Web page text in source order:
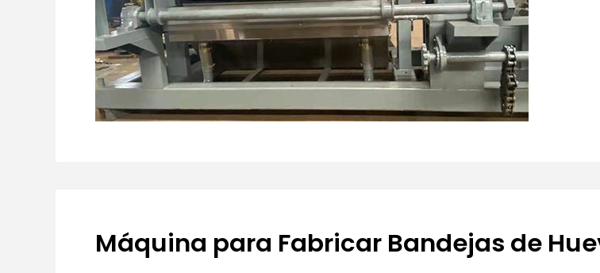
Máquina para Fabricar Bandejas de